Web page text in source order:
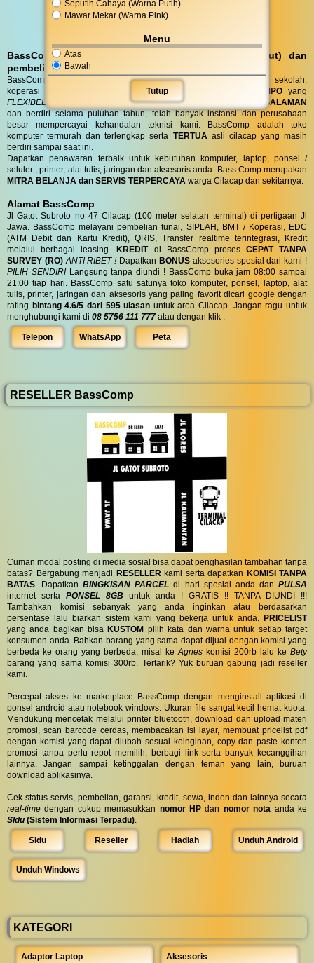
Seputih Cahaya (Warna Putih)
Mawar Mekar (Warna Pink)
Menu
Atas
Bawah
Tutup
BassComp melayani servis kunjungan (antar jemput) dan
pembelian DO (Delivery Order)
BassComp juga melayani servis dan penjualan untuk instansi, sekolah,
koperasi dan perusahaan denganTENOR PEMBAYARAN TEMPO yang
FLEXIBEL sesuai kebutuhan anda. Toko BassComp telah
BERPENGALAMAN
dan berdiri selama puluhan tahun, telah banyak instansi dan perusahaan
besar mempercayai kehandalan teknisi kami. BassComp adalah toko
komputer termurah dan terlengkap serta TERTUAasli cilacap yang masih
berdiri sampai saat ini.
Dapatkan penawaran terbaik untuk kebutuhan komputer, laptop, ponsel /
seluler , printer, alat tulis, jaringan dan aksesoris anda. Bass Comp merupakan
MITRA BELANJA dan SERVIS TERPERCAYA warga Cilacap dan sekitarnya.
Alamat BassComp
Jl Gatot Subroto no 47 Cilacap (100 meter selatan terminal) di pertigaan Jl
Jawa. BassComp melayani pembelian tunai, SIPLAH, BMT / Koperasi, EDC
(ATM Debit dan Kartu Kredit), QRIS, Transfer realtime terintegrasi, Kredit
melalui berbagai leasing.
KREDITdi BassComp proses CEPAT TANPA
SURVEY (RO) ANTI RIBET !Dapatkan BONUSaksesories spesial dari kami !
PILIH SENDIRILangsung tanpa diundi ! BassComp buka jam 08:00 sampai
21:00 tiap hari. BassComp satu satunya toko komputer, ponsel, laptop, alat
tulis, printer, jaringan dan aksesoris yang paling favorit dicari google dengan
rating bintang 4.6/5 dari 595 ulasan untuk area Cilacap. Jangan ragu untuk
menghubungi kami di 08 5756 111 777 atau dengan klik :
Telepon WhatsApp Peta
RESELLER BassComp
Cuman modal posting di media sosial bisa dapat penghasilan tambahan tanpa
batas? Bergabung menjadi RESELLERkami serta dapatkan KOMISI TANPA
BATAS. DapatkanBINGKISAN PARCEL di hari spesial anda danPULSA
internet serta PONSEL 8GB untuk anda ! GRATIS !! TANPA DIUNDI !!!
Tambahkan komisi sebanyak yang anda inginkan atau berdasarkan
persentase lalu biarkan sistem kami yang bekerja untuk anda. PRICELIST
yang anda bagikan bisa KUSTOM pilih kata dan warna untuk setiap target
konsumen anda. Bahkan barang yang sama dapat dijual dengan komisi yang
berbeda ke orang yang berbeda, misal keAgnes komisi 200rb lalu ke Bety
barang yang sama komisi 300rb. Tertarik? Yuk buruan gabung jadi reseller
kami.
Percepat akses ke marketplace BassComp dengan menginstall aplikasi di
ponsel android atau notebook windows. Ukuran file sangat kecil hemat kuota.
Mendukung mencetak melalui printer bluetooth, download dan upload materi
promosi, scan barcode cerdas, membacakan isi layar, membuat pricelist pdf
dengan komisi yang dapat diubah sesuai keinginan, copy dan paste konten
promosi tanpa perlu repot memilih, berbagi link serta banyak kecanggihan
lainnya. Jangan sampai ketinggalan dengan teman yang lain, buruan
download aplikasinya.
Cek status servis, pembelian, garansi, kredit, sewa, inden dan lainnya secara
real-time dengan cukup memasukkan nomor HP dan nomor nota anda ke
SIdu (Sistem Informasi Terpadu).
SIdu Reseller Hadiah Unduh Android
Unduh Windows
KATEGORI
Adaptor Laptop Aksesoris